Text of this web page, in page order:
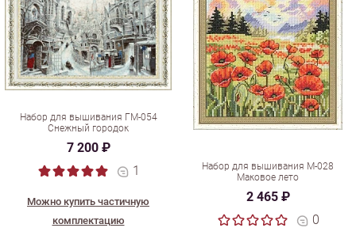
Набор для вышивания ГМ-054
Снежный городок
7 200 ₽
1
Можно купить частичную
комплектацию
Набор для вышивания М-028
Маковое лето
2 465 ₽
0